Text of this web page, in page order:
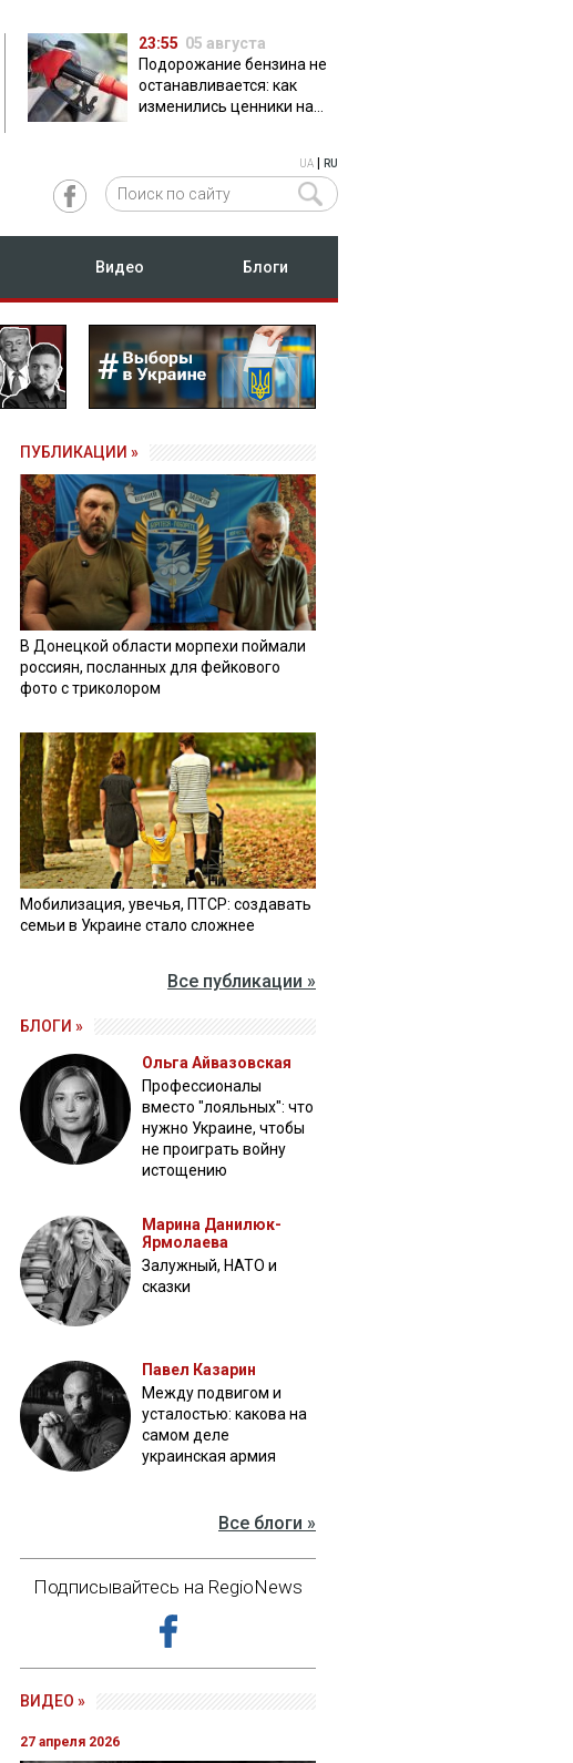
23:55 05 августа
Подорожание бензина не
останавливается: как
изменились ценники на
UA RU
Видео Блоги
ПУБЛИКАЦИИ »
В Донецкой области морпехи поймали
россиян, посланных для фейкового
фото с триколором
Мобилизация, увечья, ПТСР: создавать
семьи в Украине стало сложнее
Все публикации »
БЛОГИ »
Ольга Айвазовская
Профессионалы
вместо "лояльных": что
нужно Украине, чтобы
не проиграть войну
истощению
Марина Данилюк-
Ярмолаева
Залужный, НАТО и
сказки
Павел Казарин
Между подвигом и
усталостью: какова на
самом деле
украинская армия
Все блоги »
Подписывайтесь на RegioNews
ВИДЕО »
27 апреля 2026